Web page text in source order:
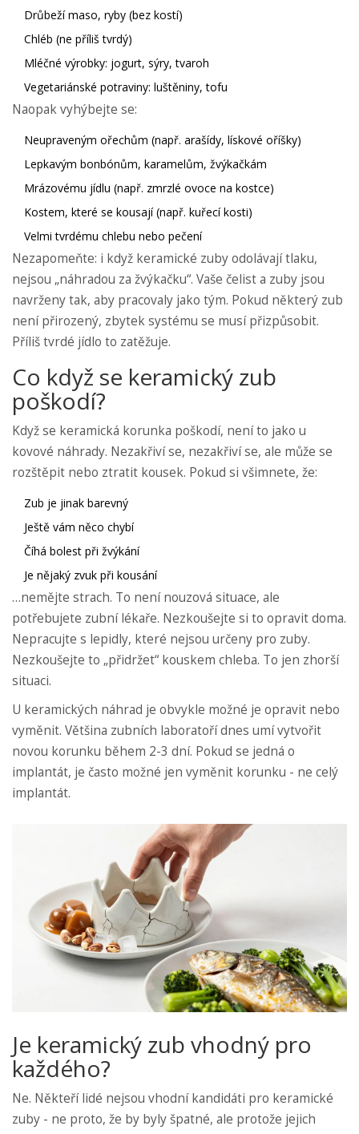
Drůbeží maso, ryby (bez kostí)
Chléb (ne příliš tvrdý)
Mléčné výrobky: jogurt, sýry, tvaroh
Vegetariánské potraviny: luštěniny, tofu
Naopak vyhýbejte se:
Neupraveným ořechům (např. arašídy, lískové oříšky)
Lepkavým bonbónům, karamelům, žvýkačkám
Mrázovému jídlu (např. zmrzlé ovoce na kostce)
Kostem, které se kousají (např. kuřecí kosti)
Velmi tvrdému chlebu nebo pečení
Nezapomeňte: i když keramické zuby odolávají tlaku,
nejsou „náhradou za žvýkačku“. Vaše čelist a zuby jsou
navrženy tak, aby pracovaly jako tým. Pokud některý zub
není přirozený, zbytek systému se musí přizpůsobit.
Příliš tvrdé jídlo to zatěžuje.
Co když se keramický zub
poškodí?
Když se keramická korunka poškodí, není to jako u
kovové náhrady. Nezakřiví se, nezakřiví se, ale může se
rozštěpit nebo ztratit kousek. Pokud si všimnete, že:
Zub je jinak barevný
Ještě vám něco chybí
Číhá bolest při žvýkání
Je nějaký zvuk při kousání
…nemějte strach. To není nouzová situace, ale
potřebujete zubní lékaře. Nezkoušejte si to opravit doma.
Nepracujte s lepidly, které nejsou určeny pro zuby.
Nezkoušejte to „přidržet“ kouskem chleba. To jen zhorší
situaci.
U keramických náhrad je obvykle možné je opravit nebo
vyměnit. Většina zubních laboratoří dnes umí vytvořit
novou korunku během 2-3 dní. Pokud se jedná o
implantát, je často možné jen vyměnit korunku - ne celý
implantát.
Je keramický zub vhodný pro
každého?
Ne. Někteří lidé nejsou vhodní kandidáti pro keramické
zuby - ne proto, že by byly špatné, ale protože jejich